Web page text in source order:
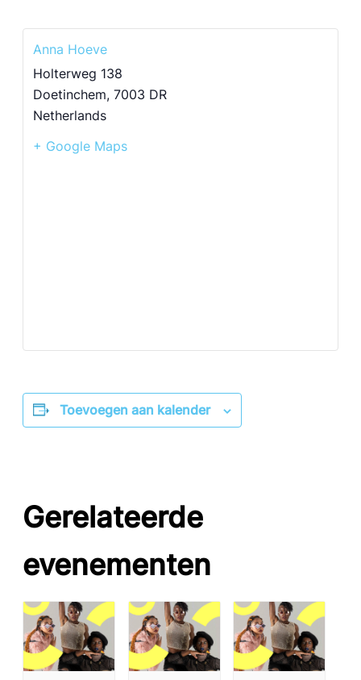
Anna Hoeve
Holterweg 138
Doetinchem, 7003 DR
Netherlands
+ Google Maps
Toevoegen aan kalender
Gerelateerde
evenementen